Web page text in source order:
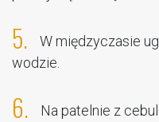
5.
W międzyczasie
wodzie.
6.
Na patelnie z